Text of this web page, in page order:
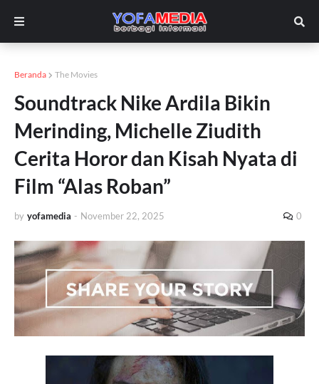
Beranda The Movies
Soundtrack Nike Ardila Bikin
Merinding, Michelle Ziudith
Cerita Horor dan Kisah Nyata di
Film “Alas Roban”
by yofamedia - November 22, 2025 0